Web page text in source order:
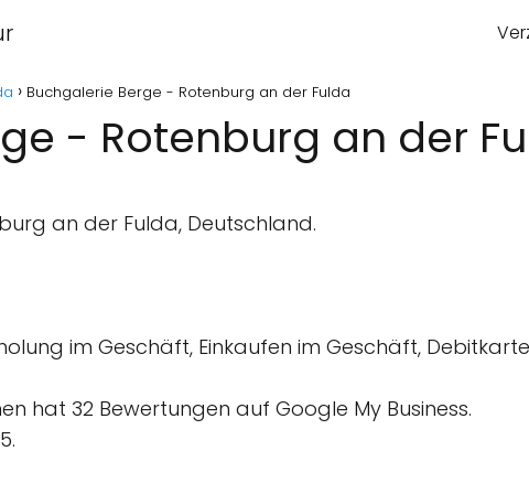
Buchgalerie Berge - Rotenburg an der Fulda
- Rotenburg an der
an der Fulda, Deutschland.
im Geschäft, Einkaufen im Geschäft,
hat 32 Bewertungen auf Google My Business.